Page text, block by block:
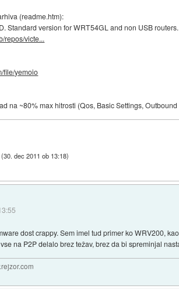
(readme.htm):
Standard version for WRT54GL and non USB routers.
repos/victe...
file/yemoio
na ~80% max hitrosti (Qos, Basic Settings,
(30. dec 2011 ob 13:18)
dost crappy. Sem imel tud primer ko WRV200,
na P2P delalo brez težav, brez da bi spreminjal